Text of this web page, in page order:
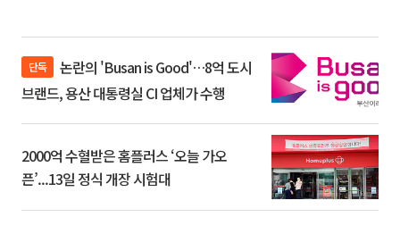
단독
브랜드, 용산 대통령실 CI 업체가 수행
2000억 수혈받은 홈플러스 ‘오늘 가오
픈’...13일 정식 개장 시험대